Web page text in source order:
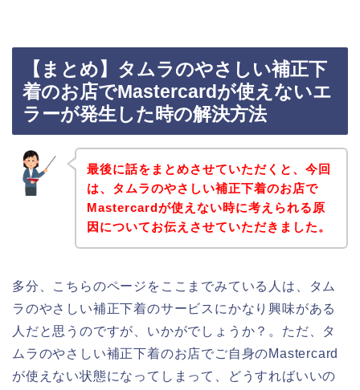
【まとめ】タムラのやさしい補正下
着のお店でMastercardが使えないエ
ラーが発生した時の解決方法
最後に話をまとめさせていただくと、今回
は、タムラのやさしい補正下着のお店で
Mastercardが使えない時に考えられる原
因についてお伝えさせていただきました。
多分、こちらのページをここまでみている人は、タム
ラのやさしい補正下着のサービスにかなり興味がある
人だと思うのですが、いかがでしょうか？。ただ、タ
ムラのやさしい補正下着のお店でご自身のMastercard
が使えない状態になってしまって、どうすればいいの